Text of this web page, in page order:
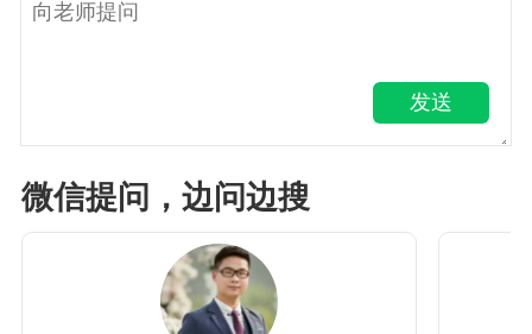
发送
微信提问，边问边搜